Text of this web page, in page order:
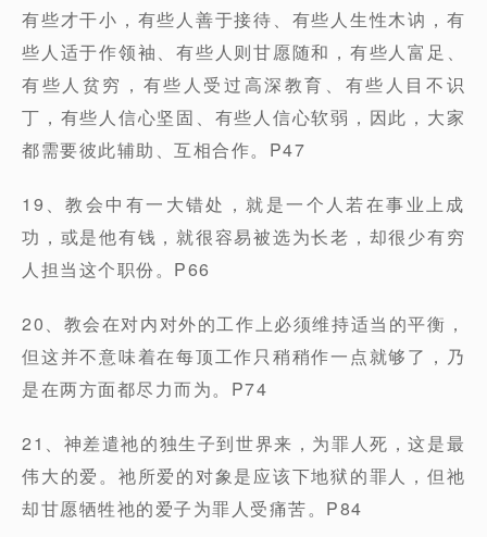
有些才干小，有些人善于接待、有些人生性木讷，有
些人适于作领袖、有些人则甘愿随和，有些人富足、
有些人贫穷，有些人受过高深教育、有些人目不识
丁，有些人信心坚固、有些人信心软弱，因此，大家
都需要彼此辅助、互相合作。P47
19、教会中有一大错处，就是一个人若在事业上成
功，或是他有钱，就很容易被选为长老，却很少有穷
人担当这个职份。P66
20、教会在对内对外的工作上必须维持适当的平衡，
但这并不意味着在每顶工作只稍稍作一点就够了，乃
是在两方面都尽力而为。P74
21、神差遣祂的独生子到世界来，为罪人死，这是最
伟大的爱。祂所爱的对象是应该下地狱的罪人，但祂
却甘愿牺牲祂的爱子为罪人受痛苦。P84